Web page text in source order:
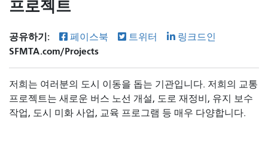
프로젝트
공유하기: 페이스북 트위터 링크드인
SFMTA.com/Projects
저희는 여러분의 도시 이동을 돕는 기관입니다. 저희의 교통
프로젝트는 새로운 버스 노선 개설, 도로 재정비, 유지 보수
작업, 도시 미화 사업, 교육 프로그램 등 매우 다양합니다.